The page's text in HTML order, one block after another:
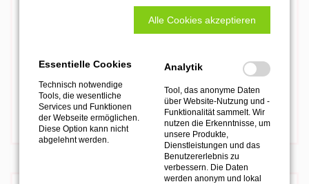
SOFT GRINDER FUNCTION LINEAlle Cookies akzeptieren
Essentielle Cookies
Technisch notwendige
Tools, die wesentliche
Services und Funktionen
der Webseite ermöglichen.
Diese Option kann nicht
abgelehnt werden.
Analytik
Tool, das anonyme Daten
über Website-Nutzung und -
Funktionalität sammelt. Wir
nutzen die Erkenntnisse, um
unsere Produkte,
Dienstleistungen und das
Benutzererlebnis zu
verbessern. Die Daten
werden anonym und lokal